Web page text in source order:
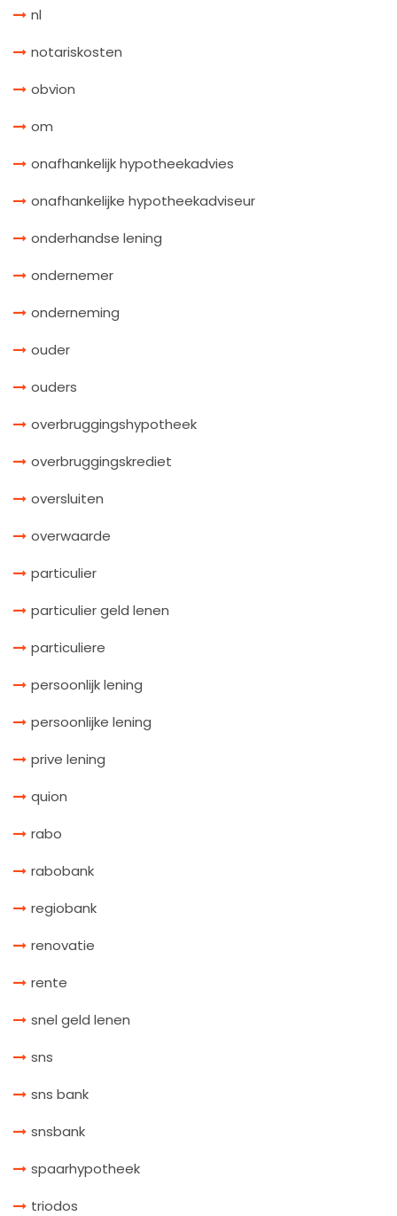
nl
notariskosten
obvion
om
onafhankelijk hypotheekadvies
onafhankelijke hypotheekadviseur
onderhandse lening
ondernemer
onderneming
ouder
ouders
overbruggingshypotheek
overbruggingskrediet
oversluiten
overwaarde
particulier
particulier geld lenen
particuliere
persoonlijk lening
persoonlijke lening
prive lening
quion
rabo
rabobank
regiobank
renovatie
rente
snel geld lenen
sns
sns bank
snsbank
spaarhypotheek
triodos